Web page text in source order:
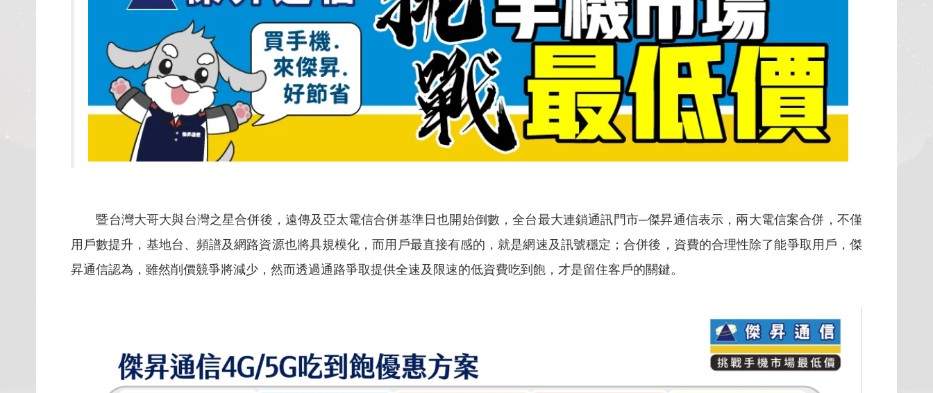
暨台灣大哥大與台灣之星合併後，遠傳及亞太電信合併基準日也開始倒數，全台最大連鎖通訊門市─傑昇通信表示，兩大電信案合併，不僅
用戶數提升，基地台、頻譜及網路資源也將具規模化，而用戶最直接有感的，就是網速及訊號穩定；合併後，資費的合理性除了能爭取用戶，傑
昇通信認為，雖然削價競爭將減少，然而透過通路爭取提供全速及限速的低資費吃到飽，才是留住客戶的關鍵。